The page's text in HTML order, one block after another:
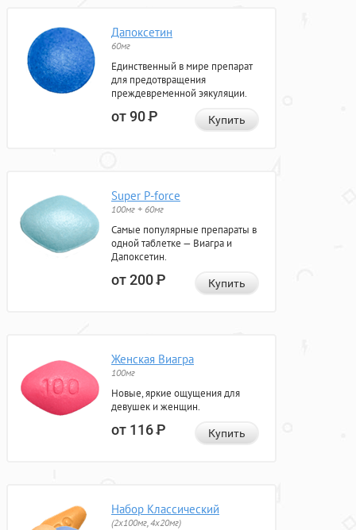
Дапоксетин
60мг
Единственный в мире препарат
для предотвращения
преждевременной эякуляции.
от 90Р Купить
Super P-force
100мг + 60мг
Самые популярные препараты в
одной таблетке — Виагра и
Дапоксетин.
от 200Р Купить
Женская Виагра
100мг
Новые, яркие ощущения для
девушек и женщин.
от 116Р Купить
Набор Классический
(2x100мг, 4x20мг)